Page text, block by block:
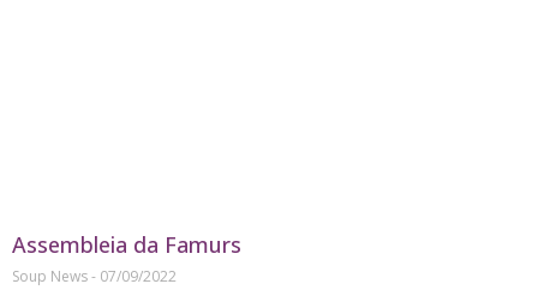
Assembleia da Famurs
Soup News
07/09/2022